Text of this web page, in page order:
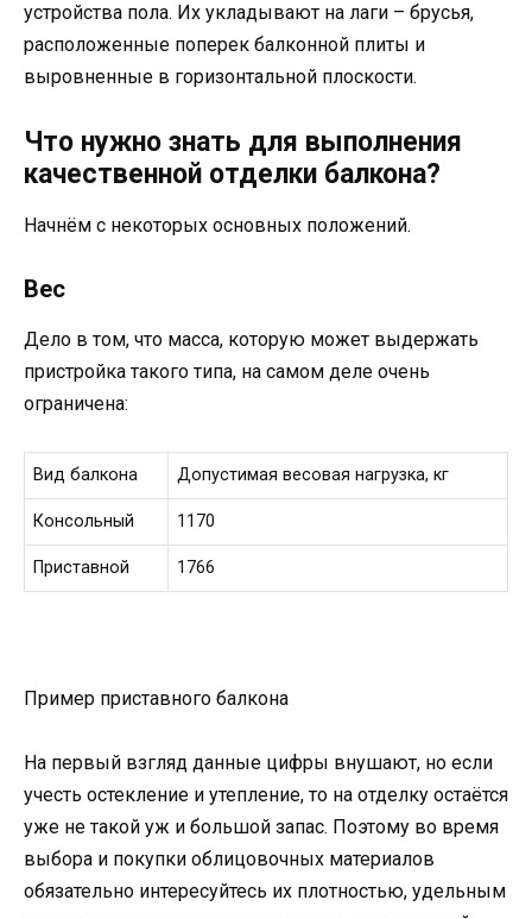
устройства пола. Их укладывают на лаги – брусья,
расположенные поперек балконной плиты и
выровненные в горизонтальной плоскости.
Что нужно знать для выполнения
качественной отделки балкона?
Начнём с некоторых основных положений.
Вес
Дело в том, что масса, которую может выдержать
пристройка такого типа, на самом деле очень
ограничена:
Вид балкона Допустимая весовая нагрузка, кг
Консольный 1170
Приставной 1766
Пример приставного балкона
На первый взгляд данные цифры внушают, но если
учесть остекление и утепление, то на отделку остаётся
уже не такой уж и большой запас. Поэтому во время
выбора и покупки облицовочных материалов
обязательно интересуйтесь их плотностью, удельным